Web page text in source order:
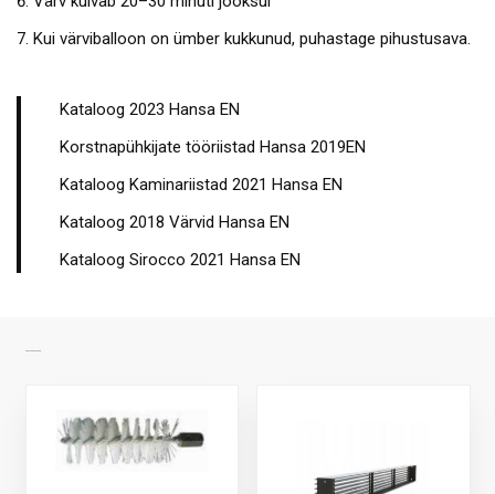
Kui värviballoon on ümber kukkunud, puhastage pihustusava.
Kataloog 2023 Hansa EN
Korstnapühkijate tööriistad Hansa 2019EN
Kataloog Kaminariistad 2021 Hansa EN
Kataloog 2018 Värvid Hansa EN
Kataloog Sirocco 2021 Hansa EN